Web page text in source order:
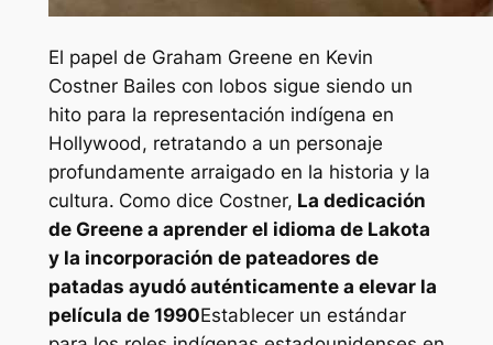
El papel de Graham Greene en Kevin
Costner Bailes con lobos sigue siendo un
hito para la representación indígena en
Hollywood, retratando a un personaje
profundamente arraigado en la historia y la
cultura. Como dice Costner, La dedicación
de Greene a aprender el idioma de Lakota
y la incorporación de pateadores de
patadas ayudó auténticamente a elevar la
película de 1990Establecer un estándar